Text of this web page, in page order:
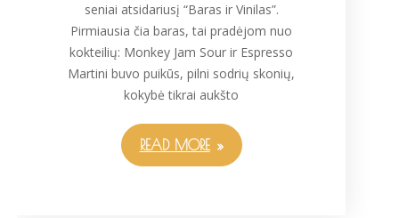
seniai atsidariusį “Baras ir Vinilas”.
Pirmiausia čia baras, tai pradėjom nuo
kokteilių: Monkey Jam Sour ir Espresso
Martini buvo puikūs, pilni sodrių skonių,
kokybė tikrai aukšto
READ MORE